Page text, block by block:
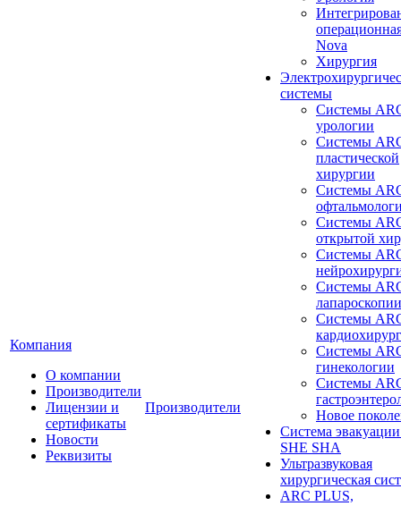
Компания
О компании
Производители
Лицензии и
сертификаты
Новости
Реквизиты
Производители
Nova
Хирургия
системы
Системы
урологии
Системы
пластической
хирургии
Системы
Системы
открытой
Системы
Системы
лапароскопии
Системы
Системы
гинекологии
Системы
Новое
Система
SHE SHA
Ультразвуковая
хирургическая
ARC PLUS,